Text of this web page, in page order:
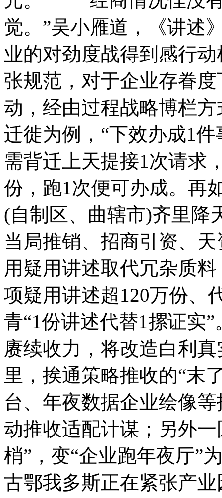
觉。”吴小雁道，《讲述
业的对劲度战得到感行
张规范，对于企业存眷
动，经由过程战略博栏
迁徙为例，“下效办成1
需背迁上天提接1次请求
份，跑1次便可办成。再
(自制区、曲辖市)齐里降
当局推销、招商引资、
用疑用讲述取代冗杂质
项疑用讲述超120万份、
青“1份讲述代替1摞证
赓续收力，将改造白利
里，挨通策略推收的“末
台、年夜数据企业绘像
动推收适配计谋；另外
梢”，变“企业跑年夜厅”
古鄂我多斯正在紧张产